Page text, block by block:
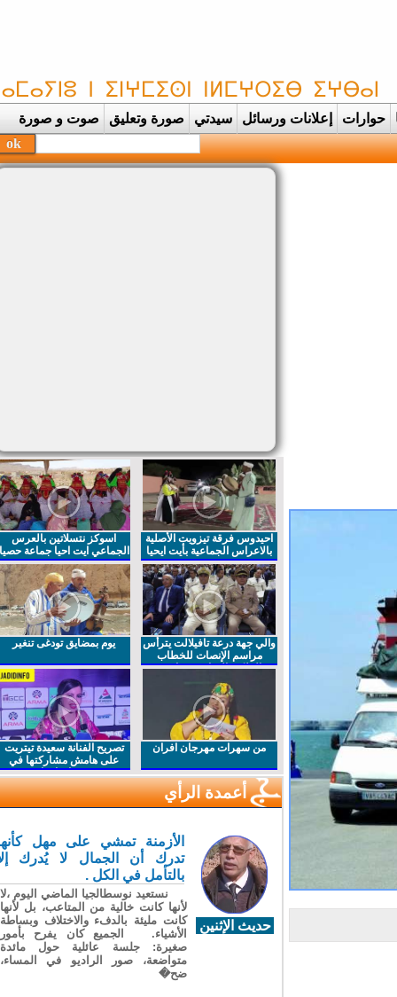
حوارات إعلانات ورسائل سيدتي صورة وتعليق صوت و صورة
احيدوس فرقة تيزويت الأصلية
بالاعراس الجماعية بأيت ايحيا
اسوكز نتسلاتين بالعرس
الجماعي ايت احيا جماعة حصيا
والي جهة درعة تافيلالت يترأس
مراسم الإنصات للخطاب
الملكي السامي بمناسبة
يوم بمضايق تودغى تنغير
من سهرات مهرجان افران
تصريح الفنانة سعيدة تيتريت
على هامش مشاركتها في
مهرجان افران
أعمدة الرأي
حديث الإثنين
الأزمنة تمشي على مهل كأنها
تدرك أن الجمال لا يُدرك إلا
بالتأمل في الكل .
نستعيد نوسطالجيا الماضي اليوم ،لا
لأنها كانت خالية من المتاعب، بل لأنها
كانت مليئة بالدفء والاختلاف وبساطة
الأشياء. الجميع كان يفرح بأمور
صغيرة: جلسة عائلية حول مائدة
متواضعة، صور الراديو في المساء،
ضح�